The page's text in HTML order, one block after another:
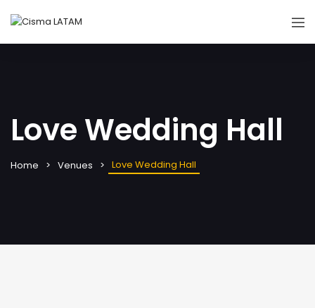
Love Wedding Hall
Home Venues Love Wedding Hall